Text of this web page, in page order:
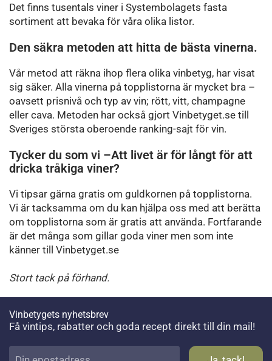
Det finns tusentals viner i Systembolagets fasta
sortiment att bevaka för våra olika listor.
Den säkra metoden att hitta de bästa vinerna.
Vår metod att räkna ihop flera olika vinbetyg, har visat
sig säker. Alla vinerna på topplistorna är mycket bra –
oavsett prisnivå och typ av vin; rött, vitt, champagne
eller cava. Metoden har också gjort Vinbetyget.se till
Sveriges största oberoende ranking-sajt för vin.
Tycker du som vi –Att livet är för långt för att
dricka tråkiga viner?
Vi tipsar gärna gratis om guldkornen på topplistorna.
Vi är tacksamma om du kan hjälpa oss med att berätta
om topplistorna som är gratis att använda. Fortfarande
är det många som gillar goda viner men som inte
känner till Vinbetyget.se
Stort tack på förhand.
Vinbetygets nyhetsbrev
Få vintips, rabatter och goda recept direkt till din mail!